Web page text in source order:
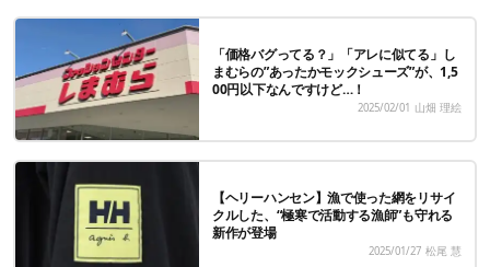
「価格バグってる？」「アレに似てる」し
まむらの”あったかモックシューズ”が、1,5
00円以下なんですけど…！
2025/02/01 山畑 理絵
【ヘリーハンセン】漁で使った網をリサイ
クルした、“極寒で活動する漁師”も守れる
新作が登場
2025/01/27 松尾 慧